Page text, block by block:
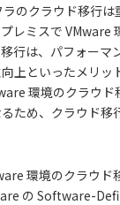
のクラウド移行は
レミスで VMware
行は、パフォーマ
上といったメリッ
環境のクラウ
ため、クラウド移
環境のクラウド
の Software-